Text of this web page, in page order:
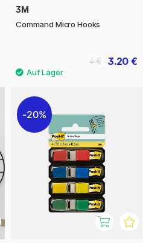
3M
Command Micro Hooks
3.20 €
4 €
20%